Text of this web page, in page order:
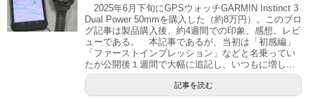
2025年6月下旬にGPSウォッチGARMIN Instinct 3
Dual Power 50mmを購入した（約8万円）。このブロ
グ記事は製品購入後、約4週間での印象、感想、レビ
ューである。 本記事であるが、当初は「初感編」
「ファーストインプレッション」などと名乗ってい
たが公開後１週間で大幅に追記し、いつもに増し...
記事を読む